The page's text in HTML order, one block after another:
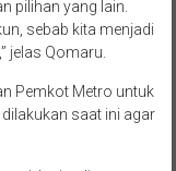
pilihan yang lain.
sebab kita menjadi
jelas Qomaru.
Pemkot Metro untuk
saat ini agar